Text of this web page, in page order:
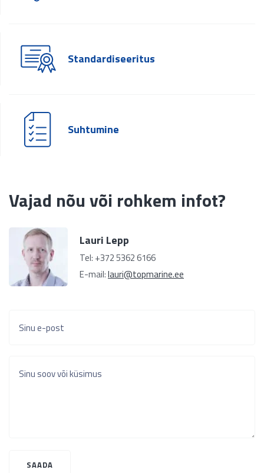
Standardiseeritus
Suhtumine
Vajad nõu või rohkem infot?
Lauri Lepp
Tel: +372 5362 6166
E-mail:lauri@topmarine.ee
Sinu e-post
Sinu soov või küsimus